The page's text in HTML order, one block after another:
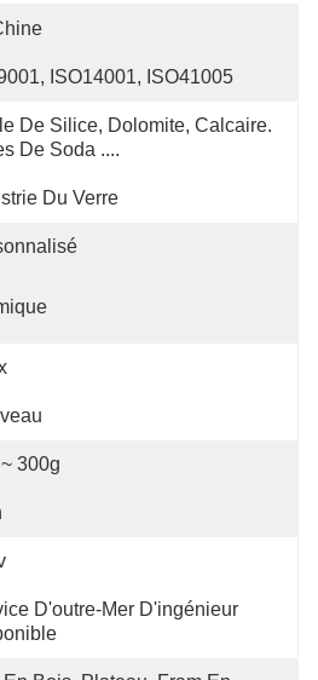
ISO14001, ISO41005
De Silice, Dolomite, Calcaire.
De Soda ....
Du Verre
300g
D'outre-Mer D'ingénieur